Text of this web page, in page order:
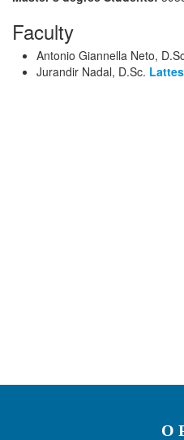
Faculty
Antonio Giannella Neto,
Jurandir Nadal, D.Sc. Lattes
O